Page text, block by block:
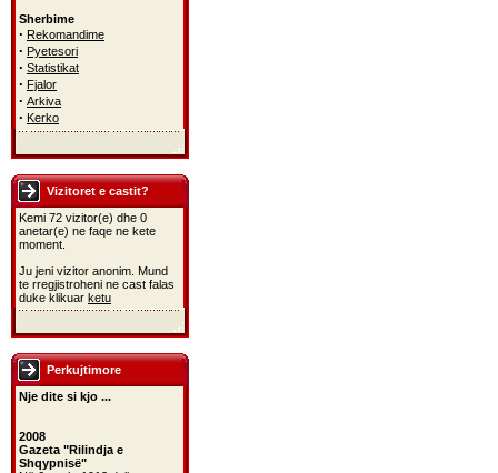
Sherbime
· Rekomandime
· Pyetesori
· Statistikat
· Fjalor
· Arkiva
· Kerko
Vizitoret e castit?
Kemi 72 vizitor(e) dhe 0
anetar(e) ne faqe ne kete
moment.
Ju jeni vizitor anonim. Mund
te rregjistroheni ne cast falas
duke klikuar ketu
Perkujtimore
Nje dite si kjo ...
2008
Gazeta "Rilindja e
Shqypnisë"